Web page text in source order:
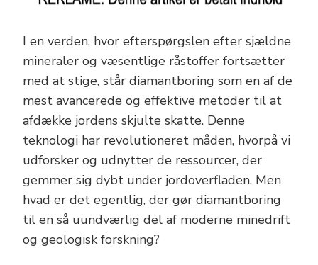
I en verden, hvor efterspørgslen efter sjældne
mineraler og væsentlige råstoffer fortsætter
med at stige, står diamantboring som en af de
mest avancerede og effektive metoder til at
afdække jordens skjulte skatte. Denne
teknologi har revolutioneret måden, hvorpå vi
udforsker og udnytter de ressourcer, der
gemmer sig dybt under jordoverfladen. Men
hvad er det egentlig, der gør diamantboring
til en så uundværlig del af moderne minedrift
og geologisk forskning?